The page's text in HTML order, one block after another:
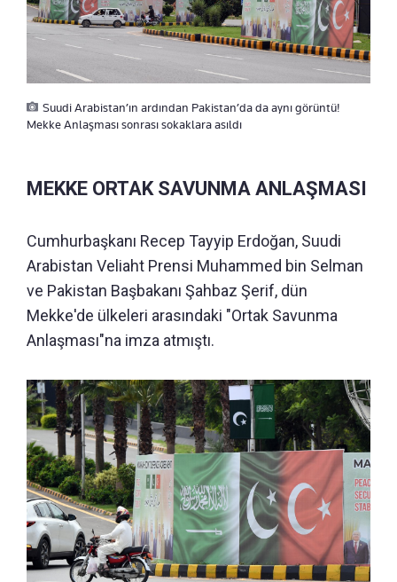
Suudi Arabistan’ın ardından Pakistan’da da aynı görüntü!
Mekke Anlaşması sonrası sokaklara asıldı
⁠MEKKE ORTAK SAVUNMA ANLAŞMASI
Cumhurbaşkanı Recep Tayyip Erdoğan, Suudi
Arabistan Veliaht Prensi Muhammed bin Selman
ve Pakistan Başbakanı Şahbaz Şerif, dün
Mekke'de ülkeleri arasındaki "Ortak Savunma
Anlaşması"na imza atmıştı.